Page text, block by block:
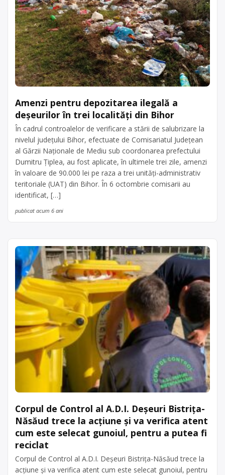
Amenzi pentru depozitarea ilegală a
deșeurilor în trei localități din Bihor
În cadrul controalelor de verificare a stării de salubrizare la
nivelul județului Bihor, efectuate de Comisariatul Județean
al Gărzii Naționale de Mediu sub coordonarea prefectului
Dumitru Țiplea, au fost aplicate, în ultimele trei zile, amenzi
în valoare de 90.000 lei pe raza a trei unități-administrativ
teritoriale (UAT) din Bihor. În 6 octombrie comisarii au
identificat, […]
publicat acum 6 ani
Corpul de Control al A.D.I. Deșeuri Bistrița-
Năsăud trece la acțiune și va verifica atent
cum este selecat gunoiul, pentru a putea fi
reciclat
Corpul de Control al A.D.I. Deșeuri Bistrița-Năsăud trece la
acțiune și va verifica atent cum este selecat gunoiul, pentru